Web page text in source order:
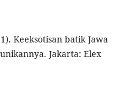
Keeksotisan batik Jawa
Jakarta: Elex